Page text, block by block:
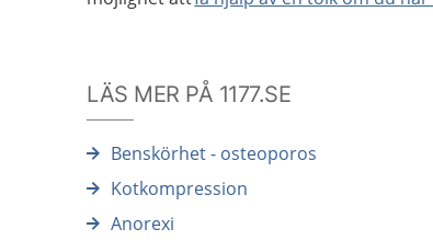
LÄS MER PÅ 1177.SE
Benskörhet - osteoporos
Kotkompression
Anorexi